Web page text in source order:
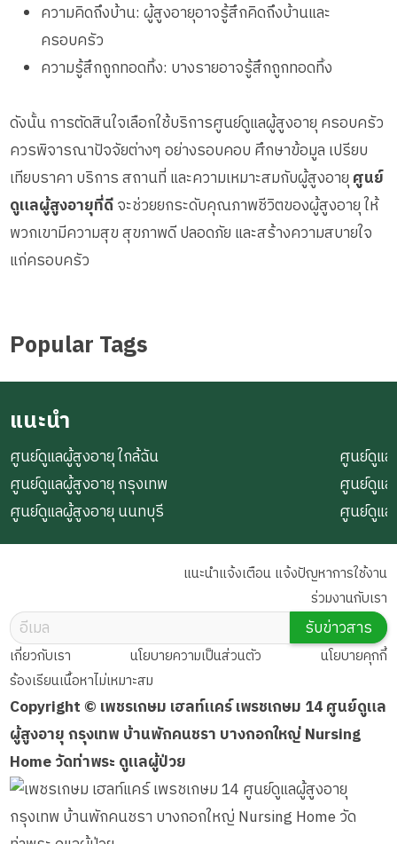
ความคิดถึงบ้าน: ผู้สูงอายุอาจรู้สึกคิดถึงบ้านและ
ครอบครัว
ความรู้สึกถูกทอดทิ้ง: บางรายอาจรู้สึกถูกทอดทิ้ง
ดังนั้น การตัดสินใจเลือกใช้บริการศูนย์ดูแลผู้สูงอายุ ครอบครัว
ควรพิจารณาปัจจัยต่างๆ อย่างรอบคอบ ศึกษาข้อมูล เปรียบ
เทียบราคา บริการ สถานที่ และความเหมาะสมกับผู้สูงอายุศูนย์
ดูแลผู้สูงอายุที่ดีจะช่วยยกระดับคุณภาพชีวิตของผู้สูงอายุ ให้
พวกเขามีความสุข สุขภาพดี ปลอดภัย และสร้างความสบายใจ
แก่ครอบครัว
Popular Tags
แนะนำ
ศูนย์ดูแลผู้สูงอายุ ใกล้ฉัน
ศูนย์ดูแลผู้สูงอายุ กรุงเทพ
ศูนย์ดูแลผู้สูงอายุ นนทบุรี
ศูนย์ดูแ
ศูนย์ดูแ
ศูนย์ดูแ
Copyright © เพชรเกษม เฮลท์แคร์ เพรชเกษม 14 ศูนย์ดูแล
ผู้สูงอายุ กรุงเทพ บ้านพักคนชรา บางกอกใหญ่ Nursing
Home วัดท่าพระ ดูแลผู้ป่วย
เกี่ยวกับเรา นโยบายความเป็นส่วนตัว
นโยบายคุกกี้
ร้องเรียนเนื้อหาไม่เหมาะสม
แนะนำแจ้งเตือน แจ้งปัญหาการใช้งาน
ร่วมงานกับเรา
รับข่าวสาร